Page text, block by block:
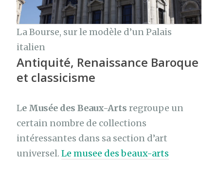
La Bourse, sur le modèle d’un Palais
italien
Antiquité, Renaissance Baroque
et classicisme
Le Musée des Beaux-Arts regroupe un
certain nombre de collections
intéressantes dans sa section d’art
universel.Le musee des beaux-arts